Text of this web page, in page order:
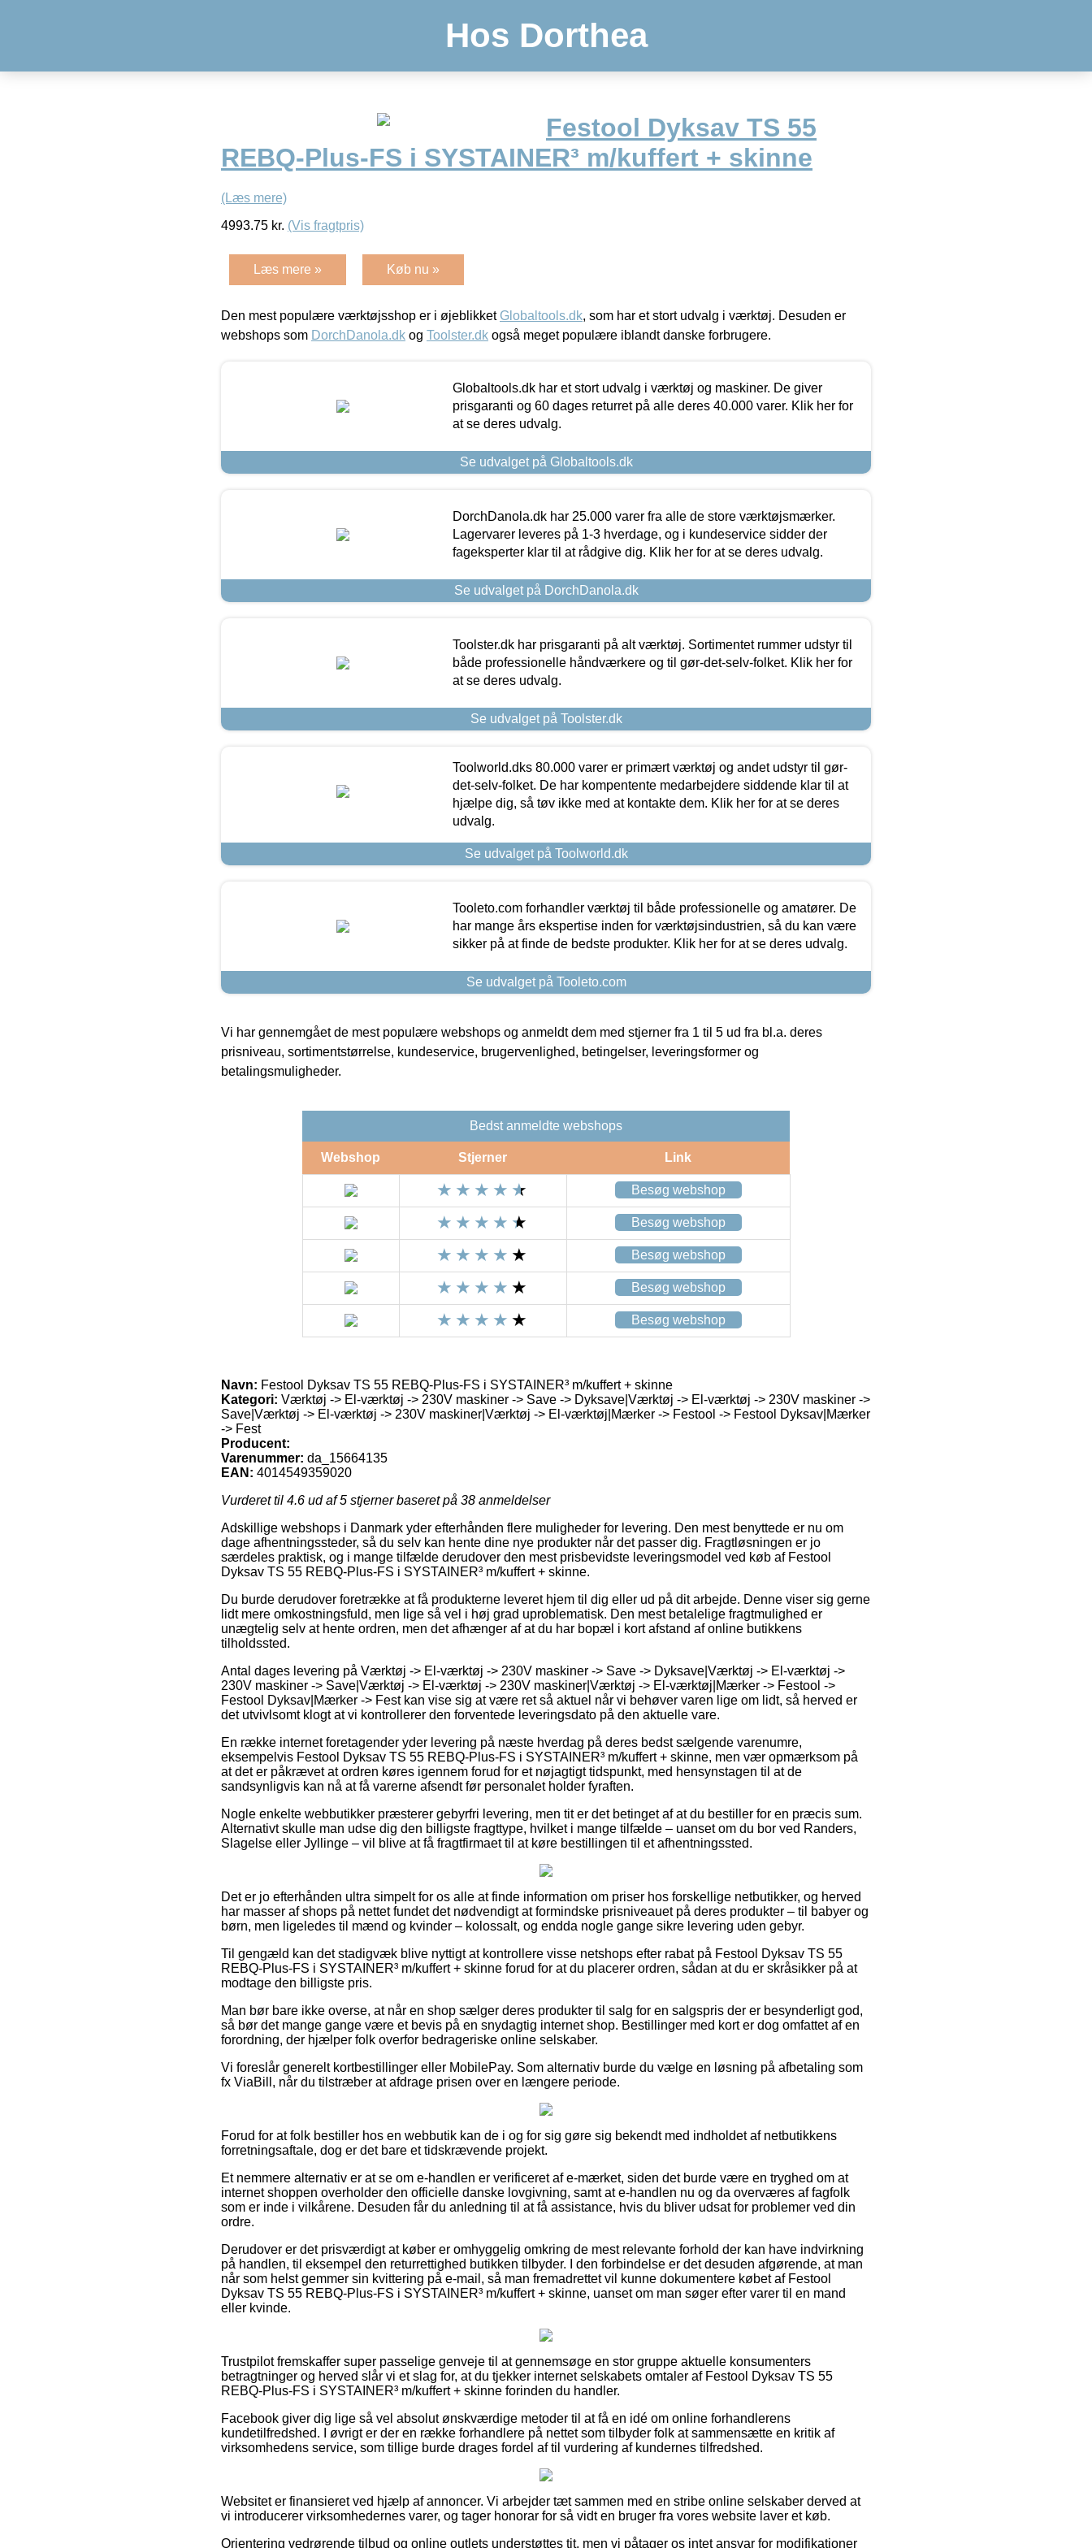
Hos Dorthea
Festool Dyksav TS 55
REBQ-Plus-FS i SYSTAINER³ m/kuffert + skinne
(Læs mere)
4993.75 kr. (Vis fragtpris)
Læs mere » Køb nu »
Den mest populære værktøjsshop er i øjeblikket Globaltools.dk, som har et stort udvalg i værktøj. Desuden er
webshops som DorchDanola.dk og Toolster.dk også meget populære iblandt danske forbrugere.
Globaltools.dk har et stort udvalg i værktøj og maskiner. De giver
prisgaranti og 60 dages returret på alle deres 40.000 varer. Klik her for
at se deres udvalg.
Se udvalget på Globaltools.dk
DorchDanola.dk har 25.000 varer fra alle de store værktøjsmærker.
Lagervarer leveres på 1-3 hverdage, og i kundeservice sidder der
fageksperter klar til at rådgive dig. Klik her for at se deres udvalg.
Se udvalget på DorchDanola.dk
Toolster.dk har prisgaranti på alt værktøj. Sortimentet rummer udstyr til
både professionelle håndværkere og til gør-det-selv-folket. Klik her for
at se deres udvalg.
Se udvalget på Toolster.dk
Toolworld.dks 80.000 varer er primært værktøj og andet udstyr til gør-
det-selv-folket. De har kompentente medarbejdere siddende klar til at
hjælpe dig, så tøv ikke med at kontakte dem. Klik her for at se deres
udvalg.
Se udvalget på Toolworld.dk
Tooleto.com forhandler værktøj til både professionelle og amatører. De
har mange års ekspertise inden for værktøjsindustrien, så du kan være
sikker på at finde de bedste produkter. Klik her for at se deres udvalg.
Se udvalget på Tooleto.com
Vi har gennemgået de mest populære webshops og anmeldt dem med stjerner fra 1 til 5 ud fra bl.a. deres
prisniveau, sortimentstørrelse, kundeservice, brugervenlighed, betingelser, leveringsformer og
betalingsmuligheder.
Bedst anmeldte webshops
Webshop Stjerner Link
Besøg webshop
Besøg webshop
Besøg webshop
Besøg webshop
Besøg webshop
Navn: Festool Dyksav TS 55 REBQ-Plus-FS i SYSTAINER³ m/kuffert + skinne
Kategori: Værktøj -> El-værktøj -> 230V maskiner -> Save -> Dyksave|Værktøj -> El-værktøj -> 230V maskiner ->
Save|Værktøj -> El-værktøj -> 230V maskiner|Værktøj -> El-værktøj|Mærker -> Festool -> Festool Dyksav|Mærker
-> Fest
Producent:
Varenummer: da_15664135
EAN: 4014549359020
Vurderet til 4.6 ud af 5 stjerner baseret på 38 anmeldelser
Adskillige webshops i Danmark yder efterhånden flere muligheder for levering. Den mest benyttede er nu om
dage afhentningssteder, så du selv kan hente dine nye produkter når det passer dig. Fragtløsningen er jo
særdeles praktisk, og i mange tilfælde derudover den mest prisbevidste leveringsmodel ved køb af Festool
Dyksav TS 55 REBQ-Plus-FS i SYSTAINER³ m/kuffert + skinne.
Du burde derudover foretrække at få produkterne leveret hjem til dig eller ud på dit arbejde. Denne viser sig gerne
lidt mere omkostningsfuld, men lige så vel i høj grad uproblematisk. Den mest betalelige fragtmulighed er
unægtelig selv at hente ordren, men det afhænger af at du har bopæl i kort afstand af online butikkens
tilholdssted.
Antal dages levering på Værktøj -> El-værktøj -> 230V maskiner -> Save -> Dyksave|Værktøj -> El-værktøj ->
230V maskiner -> Save|Værktøj -> El-værktøj -> 230V maskiner|Værktøj -> El-værktøj|Mærker -> Festool ->
Festool Dyksav|Mærker -> Fest kan vise sig at være ret så aktuel når vi behøver varen lige om lidt, så herved er
det utvivlsomt klogt at vi kontrollerer den forventede leveringsdato på den aktuelle vare.
En række internet foretagender yder levering på næste hverdag på deres bedst sælgende varenumre,
eksempelvis Festool Dyksav TS 55 REBQ-Plus-FS i SYSTAINER³ m/kuffert + skinne, men vær opmærksom på
at det er påkrævet at ordren køres igennem forud for et nøjagtigt tidspunkt, med hensynstagen til at de
sandsynligvis kan nå at få varerne afsendt før personalet holder fyraften.
Nogle enkelte webbutikker præsterer gebyrfri levering, men tit er det betinget af at du bestiller for en præcis sum.
Alternativt skulle man udse dig den billigste fragttype, hvilket i mange tilfælde – uanset om du bor ved Randers,
Slagelse eller Jyllinge – vil blive at få fragtfirmaet til at køre bestillingen til et afhentningssted.
Det er jo efterhånden ultra simpelt for os alle at finde information om priser hos forskellige netbutikker, og herved
har masser af shops på nettet fundet det nødvendigt at formindske prisniveauet på deres produkter – til babyer og
børn, men ligeledes til mænd og kvinder – kolossalt, og endda nogle gange sikre levering uden gebyr.
Til gengæld kan det stadigvæk blive nyttigt at kontrollere visse netshops efter rabat på Festool Dyksav TS 55
REBQ-Plus-FS i SYSTAINER³ m/kuffert + skinne forud for at du placerer ordren, sådan at du er skråsikker på at
modtage den billigste pris.
Man bør bare ikke overse, at når en shop sælger deres produkter til salg for en salgspris der er besynderligt god,
så bør det mange gange være et bevis på en snydagtig internet shop. Bestillinger med kort er dog omfattet af en
forordning, der hjælper folk overfor bedrageriske online selskaber.
Vi foreslår generelt kortbestillinger eller MobilePay. Som alternativ burde du vælge en løsning på afbetaling som
fx ViaBill, når du tilstræber at afdrage prisen over en længere periode.
Forud for at folk bestiller hos en webbutik kan de i og for sig gøre sig bekendt med indholdet af netbutikkens
forretningsaftale, dog er det bare et tidskrævende projekt.
Et nemmere alternativ er at se om e-handlen er verificeret af e-mærket, siden det burde være en tryghed om at
internet shoppen overholder den officielle danske lovgivning, samt at e-handlen nu og da overværes af fagfolk
som er inde i vilkårene. Desuden får du anledning til at få assistance, hvis du bliver udsat for problemer ved din
ordre.
Derudover er det prisværdigt at køber er omhyggelig omkring de mest relevante forhold der kan have indvirkning
på handlen, til eksempel den returrettighed butikken tilbyder. I den forbindelse er det desuden afgørende, at man
når som helst gemmer sin kvittering på e-mail, så man fremadrettet vil kunne dokumentere købet af Festool
Dyksav TS 55 REBQ-Plus-FS i SYSTAINER³ m/kuffert + skinne, uanset om man søger efter varer til en mand
eller kvinde.
Trustpilot fremskaffer super passelige genveje til at gennemsøge en stor gruppe aktuelle konsumenters
betragtninger og herved slår vi et slag for, at du tjekker internet selskabets omtaler af Festool Dyksav TS 55
REBQ-Plus-FS i SYSTAINER³ m/kuffert + skinne forinden du handler.
Facebook giver dig lige så vel absolut ønskværdige metoder til at få en idé om online forhandlerens
kundetilfredshed. I øvrigt er der en række forhandlere på nettet som tilbyder folk at sammensætte en kritik af
virksomhedens service, som tillige burde drages fordel af til vurdering af kundernes tilfredshed.
Websitet er finansieret ved hjælp af annoncer. Vi arbejder tæt sammen med en stribe online selskaber derved at
vi introducerer virksomhedernes varer, og tager honorar for så vidt en bruger fra vores website laver et køb.
Orientering vedrørende tilbud og online outlets understøttes tit, men vi påtager os intet ansvar for modifikationer